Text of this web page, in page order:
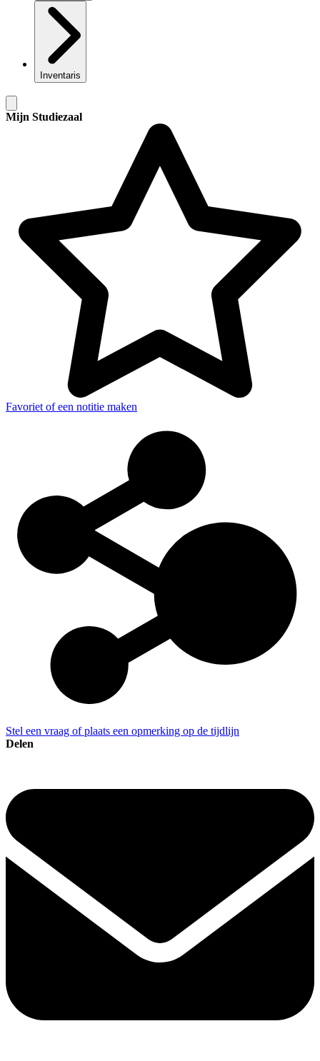
Inventaris
Mijn Studiezaal
Favoriet of een notitie maken
Stel een vraag of plaats een opmerking op de tijdlijn
Delen